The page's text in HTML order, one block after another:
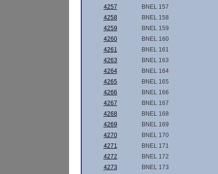
4257
BNEL 157
4258
BNEL 158
4259
BNEL 159
4260
BNEL 160
4261
BNEL 161
4263
BNEL 163
4264
BNEL 164
4265
BNEL 165
4266
BNEL 166
4267
BNEL 167
4268
BNEL 168
4269
BNEL 169
4270
BNEL 170
4271
BNEL 171
4272
BNEL 172
4273
BNEL 173